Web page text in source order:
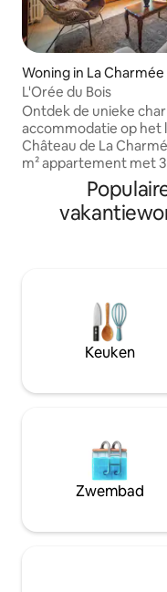
Woning in La Charmée
L'Orée du Bois
Ontdek de unieke
accommodatie op het
Château de La Charmée
m² appartement met
combineert
karakter, en biedt
authentieke
wijnroute. 10 minuten
nautische basis. 10
groot avonturenpark
10 minuten van de
Beaune.
Keuken
Zwembad